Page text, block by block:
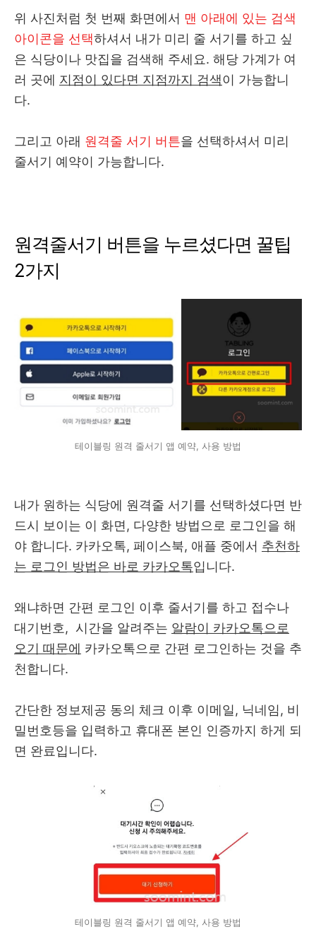
위 사진처럼 첫 번째 화면에서 맨 아래에 있는 검색
아이콘을 선택하셔서 내가 미리 줄 서기를 하고 싶
은 식당이나 맛집을 검색해 주세요. 해당 가계가 여
러 곳에 지점이 있다면 지점까지 검색이 가능합니
다.
그리고 아래 원격줄 서기 버튼을 선택하셔서 미리
줄서기 예약이 가능합니다.
원격줄서기 버튼을 누르셨다면 꿀팁
2가지
테이블링 원격 줄서기 앱 예약, 사용 방법
내가 원하는 식당에 원격줄 서기를 선택하셨다면 반
드시 보이는 이 화면, 다양한 방법으로 로그인을 해
야 합니다. 카카오톡, 페이스북, 애플 중에서 추천하
는 로그인 방법은 바로 카카오톡입니다.
왜냐하면 간편 로그인 이후 줄서기를 하고 접수나
대기번호, 시간을 알려주는 알람이 카카오톡으로
오기 때문에 카카오톡으로 간편 로그인하는 것을 추
천합니다.
간단한 정보제공 동의 체크 이후 이메일, 닉네임, 비
밀번호등을 입력하고 휴대폰 본인 인증까지 하게 되
면 완료입니다.
테이블링 원격 줄서기 앱 예약, 사용 방법